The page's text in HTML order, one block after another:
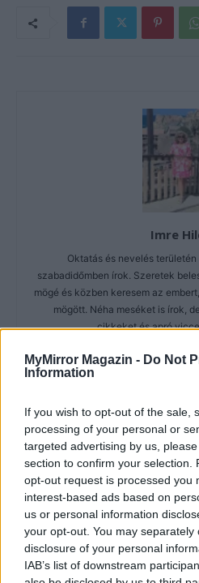
MyMirror Magazin - Do Not
Information
If you wish to opt-out of the sale,
processing of your personal or
targeted advertising by us,
section to confirm your selection.
opt-out request is processed you
interest-based ads based on
us or personal information
your opt-out. You may
disclosure of your personal
IAB’s list of downstream
Imre
Oktatás és nevelés
szabadidőmben írok. Szeretek
mögé és közben keresem az
mögött. Néha meséket is írok,
cikkeket és apró
Minka 14. rész
Minka 13. rész